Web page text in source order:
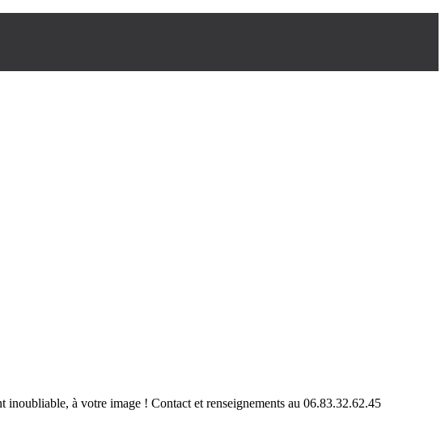
à votre image ! Contact et renseignements au 06.83.32.62.45